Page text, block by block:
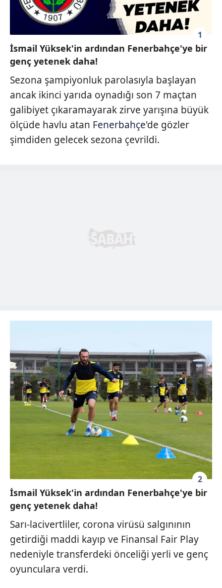
1
İsmail Yüksek'in ardından Fenerbahçe'ye bir
genç yetenek daha!
Sezona şampiyonluk parolasıyla başlayan
ancak ikinci yarıda oynadığı son 7 maçtan
galibiyet çıkaramayarak zirve yarışına büyük
ölçüde havlu atan Fenerbahçe'de gözler
şimdiden gelecek sezona çevrildi.
2
İsmail Yüksek'in ardından Fenerbahçe'ye bir
genç yetenek daha!
Sarı-lacivertliler, corona virüsü salgınının
getirdiği maddi kayıp ve Finansal Fair Play
nedeniyle transferdeki önceliği yerli ve genç
oyunculara verdi.